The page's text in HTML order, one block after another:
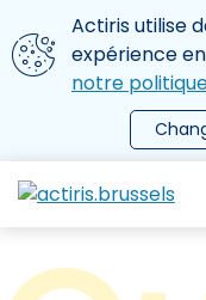
Aller au contenu
Nous utilisons des
Actiris utilise
expérience
notre
le menu